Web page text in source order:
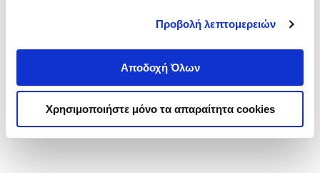
Προβολή λεπτομερειών
Αποδοχή Όλων
Χρησιμοποιήστε μόνο τα απαραίτητα cookies